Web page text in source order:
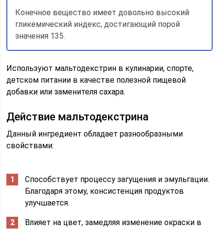
Конечное вещество имеет довольно высокий
гликемический индекс, достигающий порой
значения 135.
Используют мальтодекстрин в кулинарии, спорте,
детском питании в качестве полезной пищевой
добавки или заменителя сахара.
Действие мальтодекстрина
Данный ингредиент обладает разнообразными
свойствами:
Способствует процессу загущения и эмульгации.
Благодаря этому, консистенция продуктов
улучшается.
Влияет на цвет, замедляя изменение окраски в